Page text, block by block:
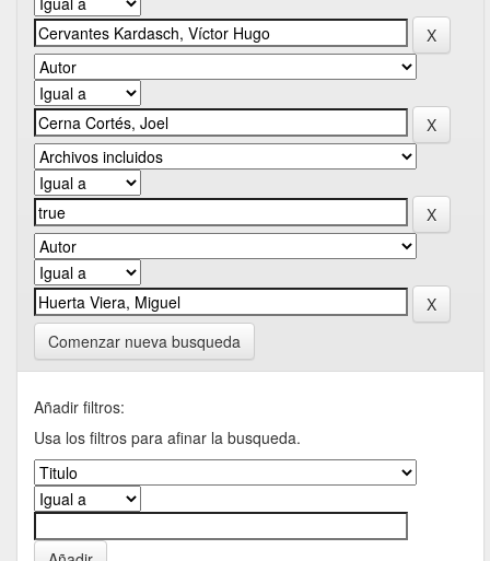
Comenzar nueva busqueda
Añadir filtros:
Usa los filtros para afinar la busqueda.